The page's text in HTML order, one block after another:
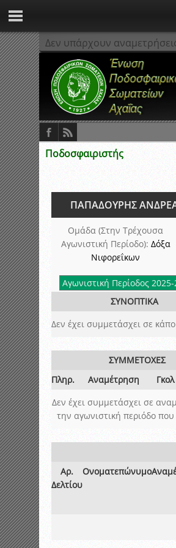
Δεν υπάρχουν
Ποδοσφαιριστής
ΠΑΠΑΔΟΥΡΗΣ
Ομάδα (Στην Τρέχουσα
Αγωνιστική Περίοδο): Δόξα
Νιφορεΐκων
ΣΥΝΟΠΤΙΚΑ
Δεν έχει συμμετάσχει σε
ΣΥΜΜΕΤΟΧΕΣ
Πληρ.
Αναμέτρηση Γκολ
Δεν έχει συμμετάσχει σε
την αγωνιστική περιόδο που
Αρ.
Δελτίου
Ονοματεπώνυμο